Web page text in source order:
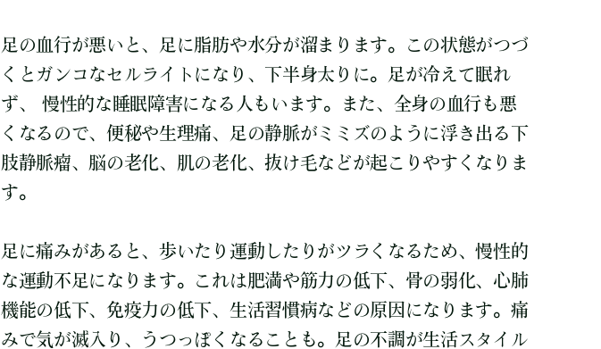
足の血行が悪いと、足に脂肪や水分が溜まります。この状態がつづ
くとガンコなセルライトになり、下半身太りに。足が冷えて眠れ
ず、 慢性的な睡眠障害になる人もいます。また、全身の血行も悪
くなるので、便秘や生理痛、足の静脈がミミズのように浮き出る下
肢静脈瘤、脳の老化、肌の老化、抜け毛などが起こりやすくなりま
す。
足に痛みがあると、歩いたり運動したりがツラくなるため、慢性的
な運動不足になります。これは肥満や筋力の低下、骨の弱化、心肺
機能の低下、免疫力の低下、生活習慣病などの原因になります。痛
みで気が滅入り、うつっぽくなることも。足の不調が生活スタイル